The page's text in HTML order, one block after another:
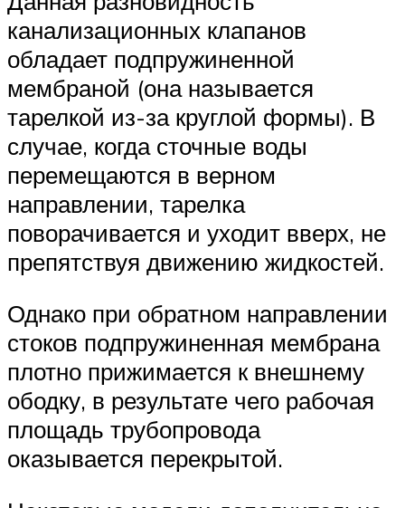
канализационных клапанов
обладает подпружиненной
мембраной (она называется
тарелкой из-за круглой формы). В
случае, когда сточные воды
перемещаются в верном
направлении, тарелка
поворачивается и уходит вверх, не
препятствуя движению жидкостей.
Однако при обратном направлении
стоков подпружиненная мембрана
плотно прижимается к внешнему
ободку, в результате чего рабочая
площадь трубопровода
оказывается перекрытой.